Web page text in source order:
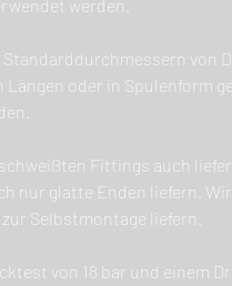
werden.
von
oder in Spulenform
Fittings auch
nur glatte Enden liefern.
Selbstmontage liefern.
von 18 bar und einem